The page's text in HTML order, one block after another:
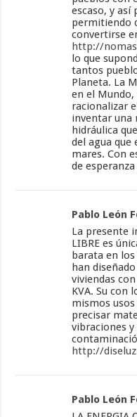
escaso, y
permitiendo
convertirse
http://
lo que
tantos
Planeta. La
en el Mundo,
racionalizar
inventar una
hidráulica
del agua que
mares. Con
de
Pablo León
La presente
LIBRE es
barata en
han
viviendas
KVA. Su con
mismos
precisar
vibraciones
http://
Pablo León